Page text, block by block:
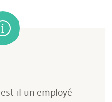
il un employé